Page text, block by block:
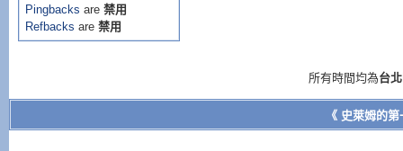
Pingbacks are 禁用
Refbacks are 禁用
所有時間均為台
《 史萊姆的